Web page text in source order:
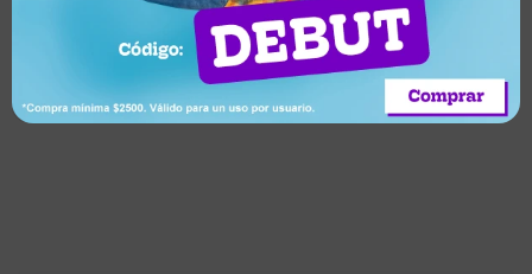
Hape diseño de Catarina y
Llega en 2 horas